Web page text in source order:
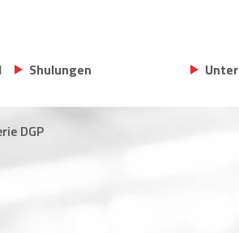
Shulungen
DGP